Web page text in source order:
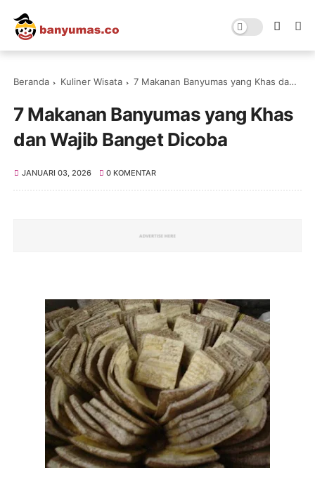
Beranda Kuliner Wisata 7 Makanan Banyumas yang Khas dan Wajib Banget Dicoba
7 Makanan Banyumas yang Khas
dan Wajib Banget Dicoba
JANUARI 03, 2026 0 KOMENTAR